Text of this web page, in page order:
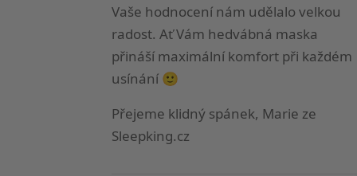
Vaše hodnocení nám udělalo velkou
radost. Ať Vám hedvábná maska
přináší maximální komfort při každém
usínání 🙂
Přejeme klidný spánek, Marie ze
Sleepking.cz